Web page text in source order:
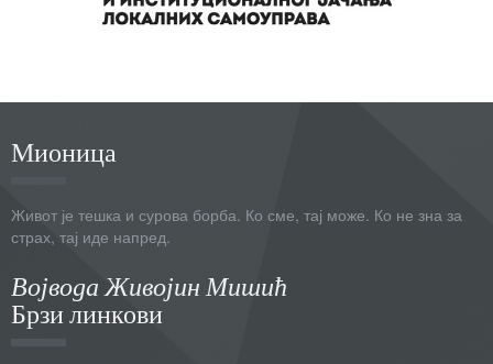
Мионица
Живот је тешка и сурова борба. Ко сме, тај може. Ко не зна за
страх, тај иде напред.
Војвода Живојин Мишић
Брзи линкови